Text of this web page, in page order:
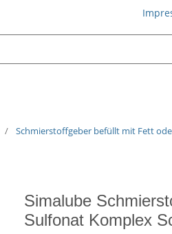
Schmierstoffgeber befüllt mit Fett
Simalube
Sulfonat Komplex